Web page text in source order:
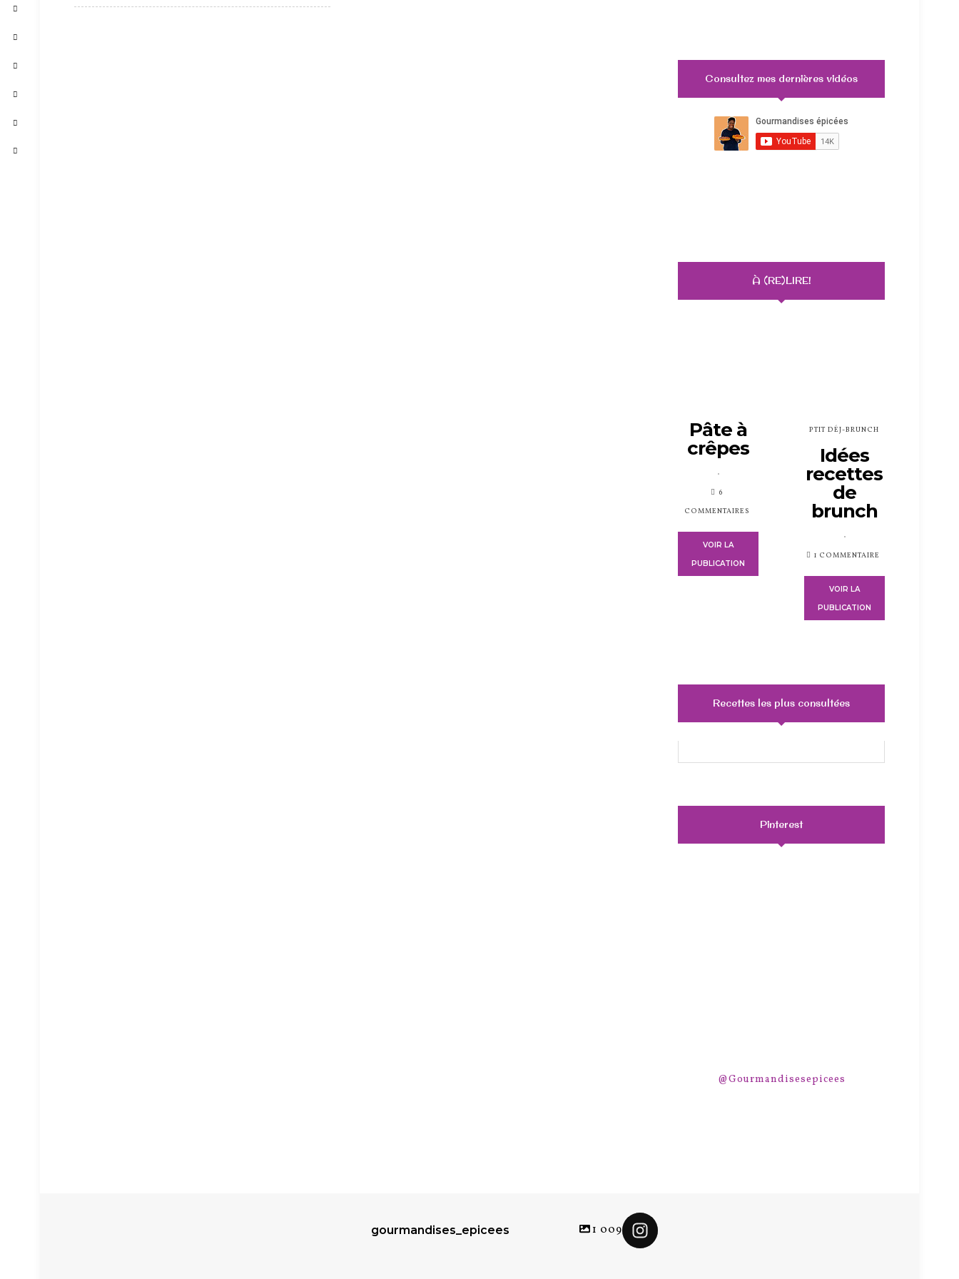
Consultez mes dernières vidéos
À (RE)LIRE!
Pâte à
crêpes
PUBLIÉ
SUR
6
COMMENTAIRES
VOIR LA
PUBLICATION
PTIT DÉJ-BRUNCH
Idées
recettes
de
brunch
PUBLIÉ
SUR
1 COMMENTAIRE
VOIR LA
PUBLICATION
Recettes les plus consultées
Pinterest
@Gourmandisesepicees
gourmandises_epicees 1 009